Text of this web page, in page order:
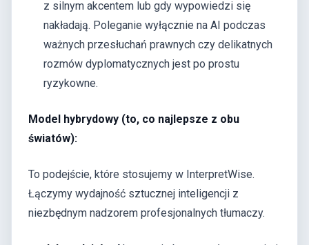
z silnym akcentem lub gdy wypowiedzi się
nakładają. Poleganie wyłącznie na AI podczas
ważnych przesłuchań prawnych czy delikatnych
rozmów dyplomatycznych jest po prostu
ryzykowne.
Model hybrydowy (to, co najlepsze z obu
światów):
To podejście, które stosujemy w InterpretWise.
Łączymy wydajność sztucznej inteligencji z
niezbędnym nadzorem profesjonalnych tłumaczy.